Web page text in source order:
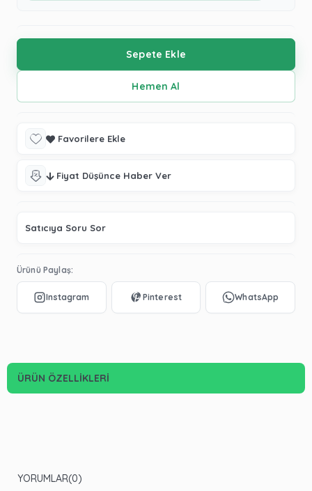
Favorilere Ekle
Fiyat Düşünce Haber Ver
Satıcıya Soru Sor
Ürünü Paylaş:
ÜRÜN ÖZELLIKLERI
YORUMLAR(0)